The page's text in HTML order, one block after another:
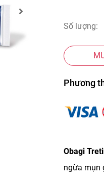
Số lượng:
Phương
Obagi
ngừa mụn